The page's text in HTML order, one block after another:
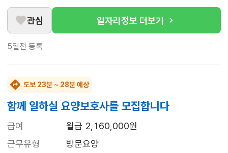
관심 일자리정보 더보기
5일전 등록
도보 23분 ~ 28분 예상
함께 일하실 요양보호사를 모집합니다
급여
월급 2,160,000원
근무유형
방문요양